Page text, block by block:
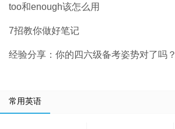
too和enough该怎么用
7招教你做好笔记
经验分享：你的四六级备考姿势对了吗？
常用英语